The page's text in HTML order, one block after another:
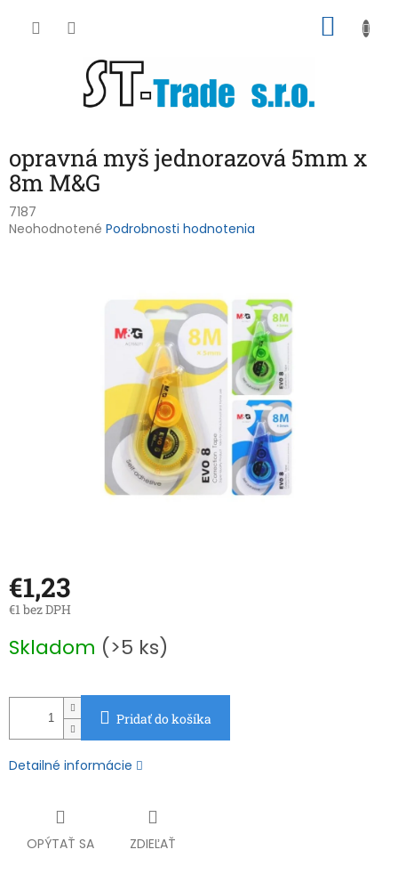
opravná myš jednorazová 5mm x
8m M&G
7187
Priemerné
Neohodnotené Podrobnosti hodnotenia
€1,23
€1 bez DPH
cena:
Skladom (>5 ks)
Pridať do košíka
Detailné informácie
OPÝTAŤ SA ZDIEĽAŤ